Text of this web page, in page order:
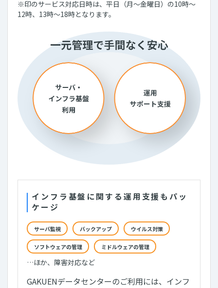
※印のサービス対応日時は、平日（月～金曜日）の10時～
12時、13時～18時となります。
インフラ基盤に関する運用支援もパッ
ケージ
サーバ監視 バックアップ ウイルス対策
ソフトウェアの管理 ミドルウェアの管理
…ほか、障害対応など
GAKUENデータセンターのご利用には、インフ